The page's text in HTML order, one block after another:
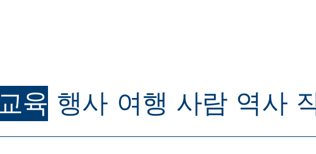
교육 행사 여행 사람 역사